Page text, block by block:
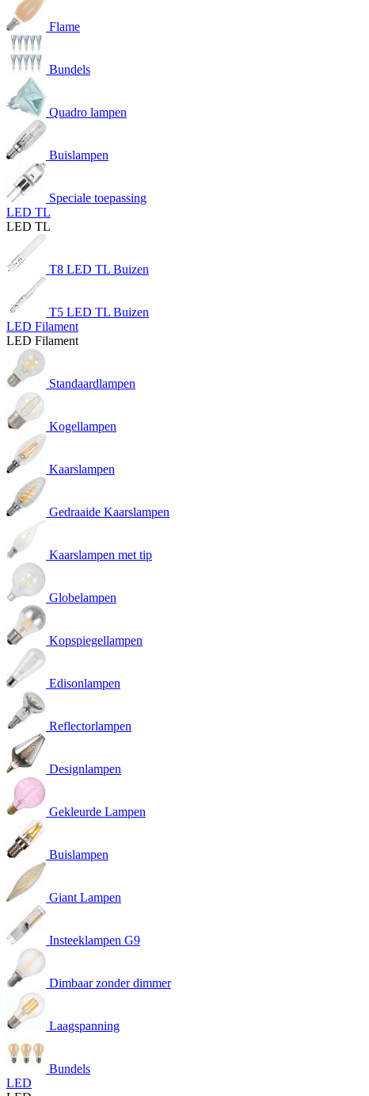
Flame
Bundels
Quadro lampen
Buislampen
Speciale toepassing
LED TL
LED TL
T8 LED TL Buizen
T5 LED TL Buizen
LED Filament
LED Filament
Standaardlampen
Kogellampen
Kaarslampen
Gedraaide Kaarslampen
Kaarslampen met tip
Globelampen
Kopspiegellampen
Edisonlampen
Reflectorlampen
Designlampen
Gekleurde Lampen
Buislampen
Giant Lampen
Insteeklampen G9
Dimbaar zonder dimmer
Laagspanning
Bundels
LED